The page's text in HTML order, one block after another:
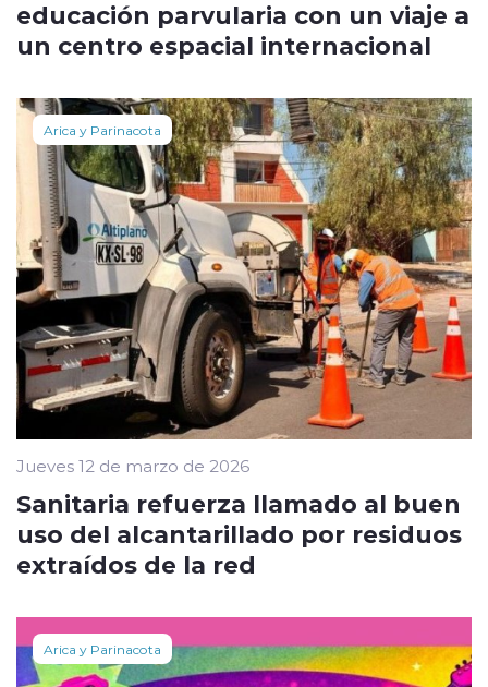
educación parvularia con un viaje a
un centro espacial internacional
Arica y Parinacota
Jueves 12 de marzo de 2026
Sanitaria refuerza llamado al buen
uso del alcantarillado por residuos
extraídos de la red
Arica y Parinacota